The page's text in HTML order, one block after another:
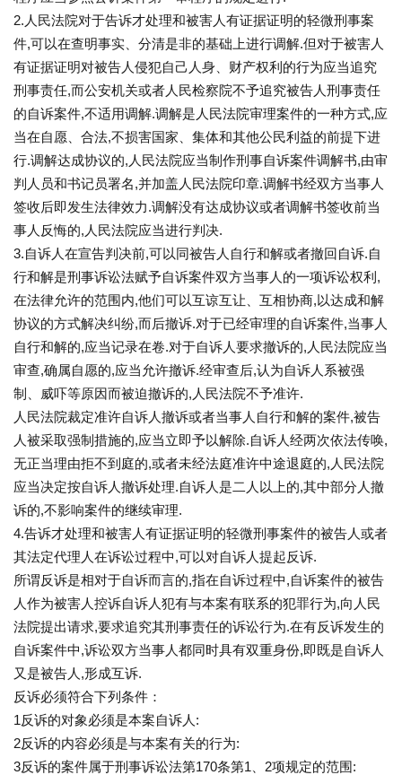
2.人民法院对于告诉才处理和被害人有证据证明的轻微刑事案
件,可以在查明事实、分清是非的基础上进行调解.但对于被害人
有证据证明对被告人侵犯自己人身、财产权利的行为应当追究
刑事责任,而公安机关或者人民检察院不予追究被告人刑事责任
的自诉案件,不适用调解.调解是人民法院审理案件的一种方式,应
当在自愿、合法,不损害国家、集体和其他公民利益的前提下进
行.调解达成协议的,人民法院应当制作刑事自诉案件调解书,由审
判人员和书记员署名,并加盖人民法院印章.调解书经双方当事人
签收后即发生法律效力.调解没有达成协议或者调解书签收前当
事人反悔的,人民法院应当进行判决.
3.自诉人在宣告判决前,可以同被告人自行和解或者撤回自诉.自
行和解是刑事诉讼法赋予自诉案件双方当事人的一项诉讼权利,
在法律允许的范围内,他们可以互谅互让、互相协商,以达成和解
协议的方式解决纠纷,而后撤诉.对于已经审理的自诉案件,当事人
自行和解的,应当记录在卷.对于自诉人要求撤诉的,人民法院应当
审查,确属自愿的,应当允许撤诉.经审查后,认为自诉人系被强
制、威吓等原因而被迫撤诉的,人民法院不予准许.
人民法院裁定准许自诉人撤诉或者当事人自行和解的案件,被告
人被采取强制措施的,应当立即予以解除.自诉人经两次依法传唤,
无正当理由拒不到庭的,或者未经法庭准许中途退庭的,人民法院
应当决定按自诉人撤诉处理.自诉人是二人以上的,其中部分人撤
诉的,不影响案件的继续审理.
4.告诉才处理和被害人有证据证明的轻微刑事案件的被告人或者
其法定代理人在诉讼过程中,可以对自诉人提起反诉.
所谓反诉是相对于自诉而言的,指在自诉过程中,自诉案件的被告
人作为被害人控诉自诉人犯有与本案有联系的犯罪行为,向人民
法院提出请求,要求追究其刑事责任的诉讼行为.在有反诉发生的
自诉案件中,诉讼双方当事人都同时具有双重身份,即既是自诉人
又是被告人,形成互诉.
反诉必须符合下列条件：
1反诉的对象必须是本案自诉人:
2反诉的内容必须是与本案有关的行为:
3反诉的案件属于刑事诉讼法第170条第1、2项规定的范围: